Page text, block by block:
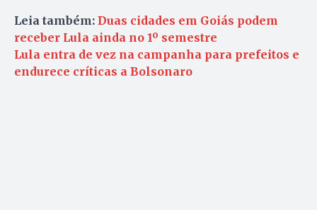
Leia também: Duas cidades em Goiás podem
receber Lula ainda no 1º semestre
Lula entra de vez na campanha para prefeitos e
endurece críticas a Bolsonaro